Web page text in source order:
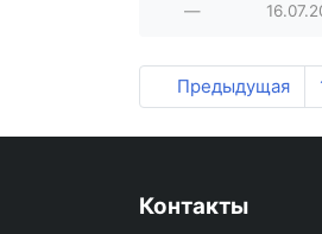
—
Предыдущая
Контакты